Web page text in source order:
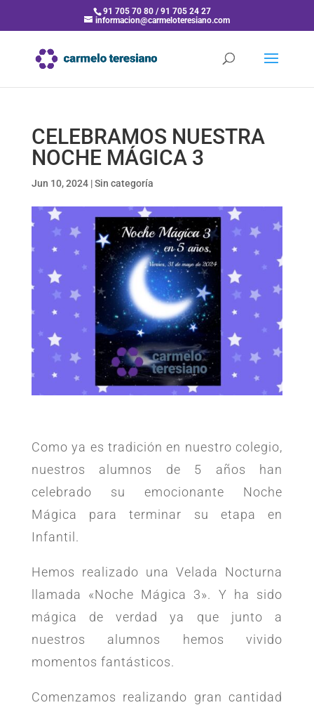
91 705 70 80 / 91 705 24 27
informacion@carmeloteresiano.com
CELEBRAMOS NUESTRA
NOCHE MÁGICA 3
Jun 10, 2024|Sin categoría
Como ya es tradición en nuestro colegio,
nuestros alumnos de 5 años han
celebrado su emocionante Noche
Mágica para terminar su etapa en
Infantil.
Hemos realizado una Velada Nocturna
llamada «Noche Mágica 3». Y ha sido
mágica de verdad ya que junto a
nuestros alumnos hemos vivido
momentos fantásticos.
Comenzamos realizando gran cantidad